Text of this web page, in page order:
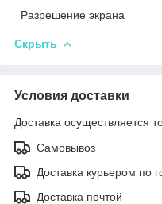
Разрешение экрана
Скрыть
Условия доставки
Доставка осуществляется
Самовывоз
Доставка курьером по
Доставка почтой